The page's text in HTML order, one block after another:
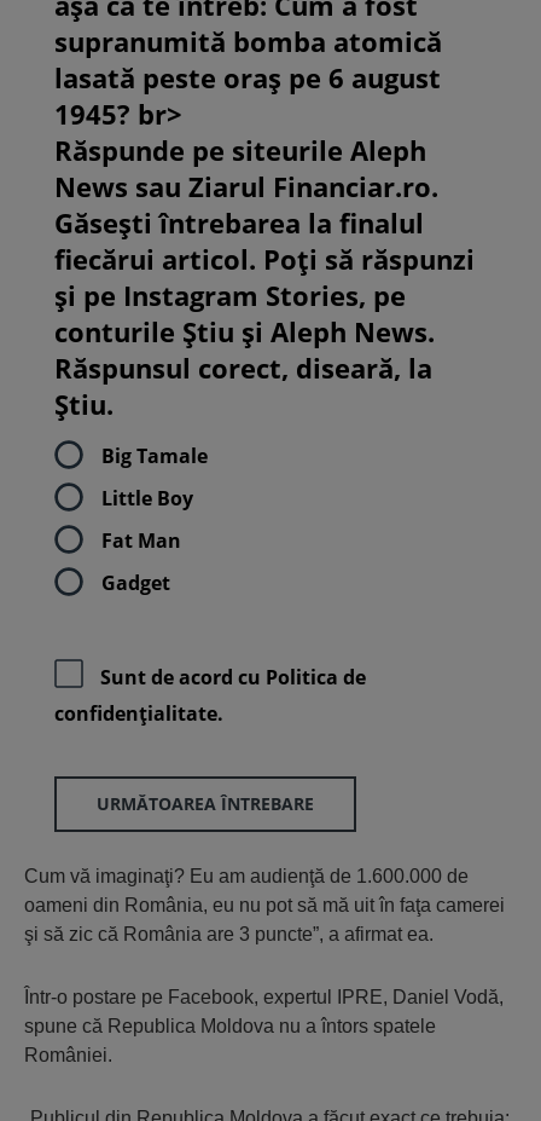
supranumită bomba atomică
lasată peste oraș pe 6 august
1945? br>
Răspunde pe siteurile Aleph
News sau Ziarul Financiar.ro.
Găsești întrebarea la finalul
fiecărui articol. Poți să răspunzi
și pe Instagram Stories, pe
conturile Știu și Aleph News.
Răspunsul corect, diseară, la
Știu.
Big Tamale
Little Boy
Fat Man
Gadget
Sunt de acord cu Politica de
confidenţialitate.
URMĂTOAREA ÎNTREBARE
Cum vă imaginaţi? Eu am audienţă de 1.600.000 de
oameni din România, eu nu pot să mă uit în faţa camerei
şi să zic că România are 3 puncte”, a afirmat ea.
Într-o postare pe Facebook, expertul IPRE, Daniel Vodă,
spune că Republica Moldova nu a întors spatele
României.